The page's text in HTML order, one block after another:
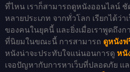
ที่ไหน เราก็สามารถดูหนังออนไลน์ ชั
หลายประเภท จากทั่วโลก เรียกได้ว่
ของคนในยุคนี้ และยิ่งเมื่อเราพูดถึงก
ที่นิยมในขณะนี้ การสามารถ ดูหนังฟ
หนังน่าจะประทับใจแน่นอนการดู หนั
เจอปัญหากับการหาเว็บที่ปลอดภัย แล